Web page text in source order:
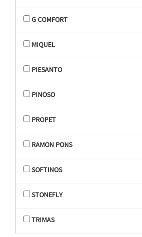
G COMFORT
MIQUEL
PIESANTO
PINOSO
PROPET
RAMON PONS
SOFTINOS
STONEFLY
TRIMAS